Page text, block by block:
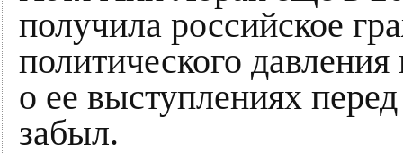
получила российское
политического
о ее выступлениях
забыл.